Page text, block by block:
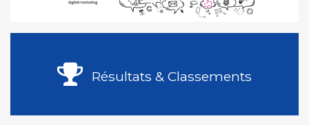
Résultats & Classements